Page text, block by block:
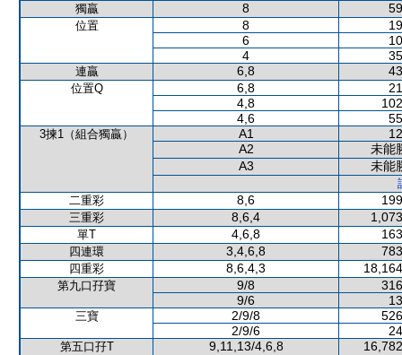
獨贏
8
位置 8
6
4
連贏 6,8
位置Q 6,8
4,8
4,6
3揀1（組合獨贏） A1
A2
未能
A3
未能
二重彩
8,6
三重彩 8,6,4
單T 4,6,8
四連環 3,4,6,8
四重彩 8,6,4,3
第九口孖寶 9/8
9/6
三寶 2/9/8
2/9/6
第五口孖T 9,11,13/4,6,8